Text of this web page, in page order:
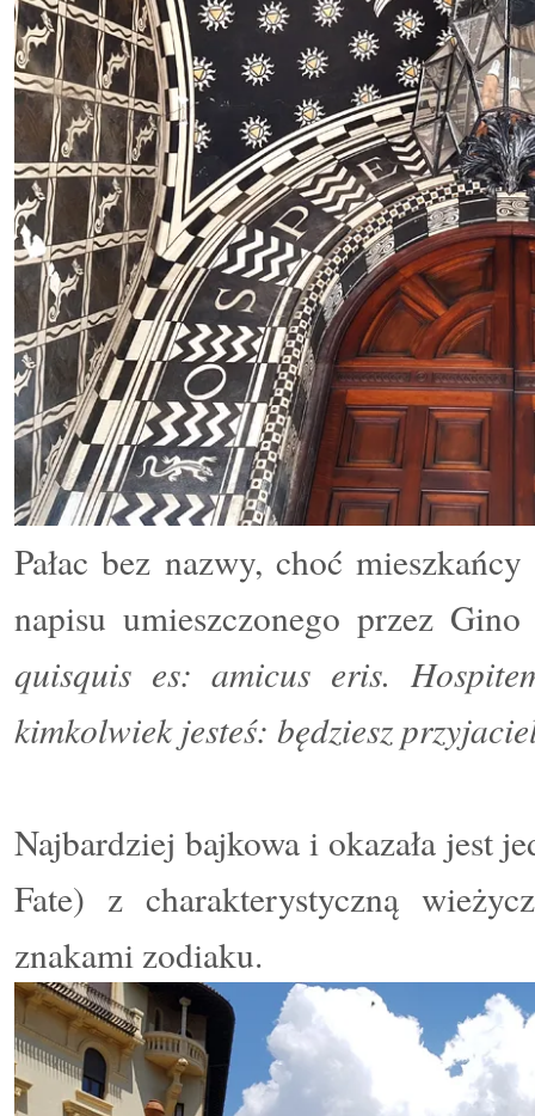
Pałac bez nazwy, choć
napisu umieszczonego przez Gino
quisquis es: amicus eris.
kimkolwiek jesteś: będziesz
Najbardziej bajkowa i okazała jest
Fate) z charakterystyczną
znakami zodiaku.